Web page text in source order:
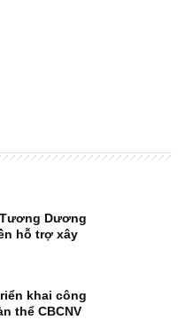
Tương Dương
hỗ trợ xây
khai công
thể CBCNV